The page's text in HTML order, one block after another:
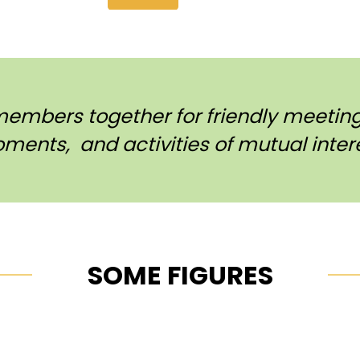
together for friendly
and activities of mutual
SOME FIGURES